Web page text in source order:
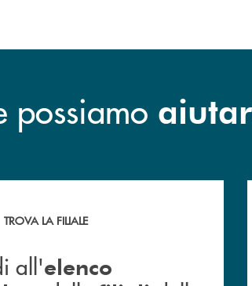
possiamo
elenco completo delle filiali della Banca.
TROVA LA FILIALE
all'elenco